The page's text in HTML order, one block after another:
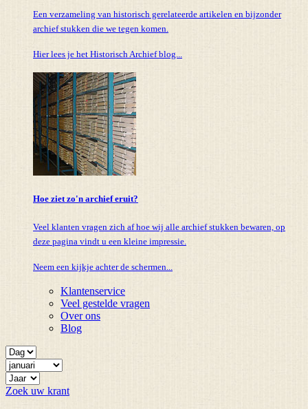
Een verzameling van historisch gerelateerde artikelen en bijzonder
archief stukken die we tegen komen.
Hier lees je het Historisch Archief blog...
Hoe ziet zo'n archief eruit?
Veel klanten vragen zich af hoe wij alle archief stukken bewaren, op
deze pagina vindt u een kleine impressie.
Neem een kijkje achter de schermen...
Klantenservice
Veel gestelde vragen
Over ons
Blog
Zoek uw krant